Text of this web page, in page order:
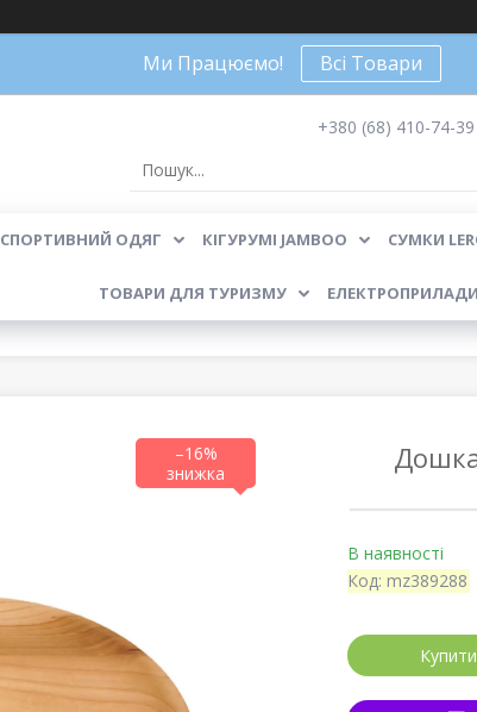
Ми Працюємо! Всі Товари
+380 (68) 410-74-39
СПОРТИВНИЙ ОДЯГ КІГУРУМІ JAMBOO СУМКИ
ТОВАРИ ДЛЯ ТУРИЗМУ ЕЛЕКТРОПРИЛАДИ
–16%
В наявності
Код: mz389288
Купити